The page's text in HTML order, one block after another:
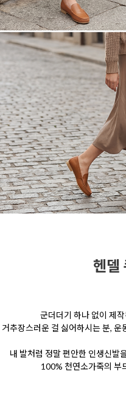
헨델
군더더기 하나 없이 제
거추장스러운 걸 싫어하시는 분,
내 발처럼 정말 편안한 인생신발
100% 천연소가죽의 부